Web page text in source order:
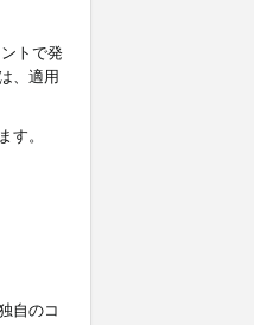
トで発
、適用
す。
自のコ